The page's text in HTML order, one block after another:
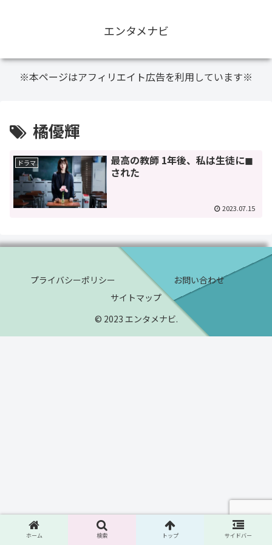
エンタメナビ
※本ページはアフィリエイト広告を利用しています※
橘優輝
ドラマ
最高の教師 1年後、私は生徒に◼︎
された
2023.07.15
プライバシーポリシー
お問い合わせ
サイトマップ
© 2023 エンタメナビ.
ホーム 検索 トップ サイドバー